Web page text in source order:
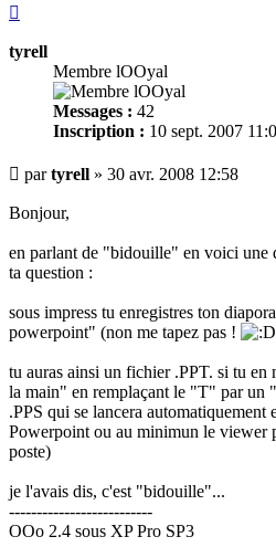
tyrell
Membre lOOyal
Messages : 42
Inscription : 10 sept. 2007
Message
partyrell » 30 avr. 2008 12:58
Bonjour,
en parlant de "bidouille" en voici une
ta question :
sous impress tu enregistres ton
powerpoint" (non me tapez pas !
tu auras ainsi un fichier .PPT. si tu
la main" en remplaçant le "T" par un
.PPS qui se lancera
Powerpoint ou au minimun le viewer
poste)
je l'avais dis, c'est "bidouille"...
--------------------------
OOo 2.4 sous XP Pro SP3